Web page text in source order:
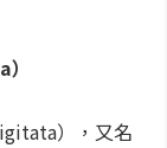
），又名